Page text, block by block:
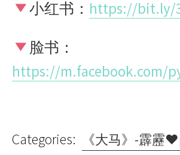
小红书： https://bit.ly/
脸书：
https://m.facebook.com/
Categories:
《大马》-霹靂